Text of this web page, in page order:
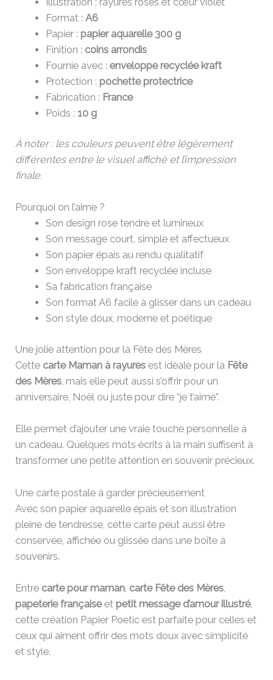
Format : A6
Papier : papier aquarelle 300 g
Finition : coins arrondis
Fournie avec : enveloppe recyclée kraft
Protection : pochette protectrice
Fabrication : France
Poids : 10 g
À noter : les couleurs peuvent être légèrement
différentes entre le visuel affiché et l’impression
finale.
Pourquoi on l’aime ?
Son design rose tendre et lumineux
Son message court, simple et affectueux
Son papier épais au rendu qualitatif
Son enveloppe kraft recyclée incluse
Sa fabrication française
Son format A6 facile à glisser dans un cadeau
Son style doux, moderne et poétique
Une jolie attention pour la Fête des Mères
Cette carte Maman à rayures est idéale pour la Fête
des Mères, mais elle peut aussi s’offrir pour un
anniversaire, Noël ou juste pour dire “je t’aime”.
Elle permet d’ajouter une vraie touche personnelle à
un cadeau. Quelques mots écrits à la main suffisent à
transformer une petite attention en souvenir précieux.
Une carte postale à garder précieusement
Avec son papier aquarelle épais et son illustration
pleine de tendresse, cette carte peut aussi être
conservée, affichée ou glissée dans une boîte à
souvenirs.
Entre carte pour maman, carte Fête des Mères,
papeterie françaiseet petit message d’amour illustré,
cette création Papier Poetic est parfaite pour celles et
ceux qui aiment offrir des mots doux avec simplicité
et style.